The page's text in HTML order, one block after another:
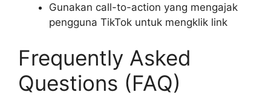
Gunakan call-to-action yang mengajak
pengguna TikTok untuk mengklik link
Frequently Asked
Questions (FAQ)